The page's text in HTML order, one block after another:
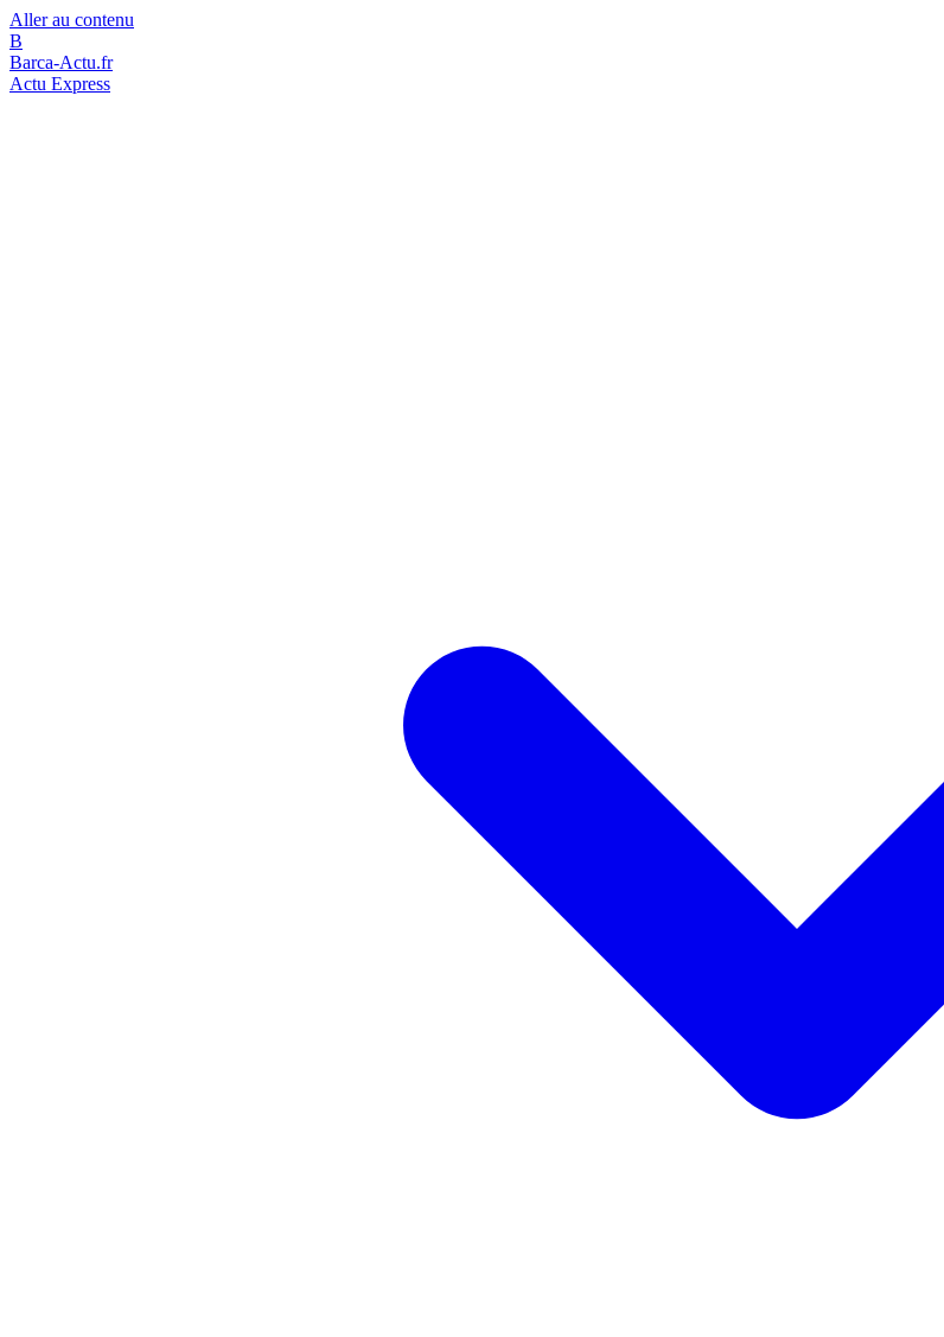
Aller au contenu
B
Barca-Actu.fr
Actu Express